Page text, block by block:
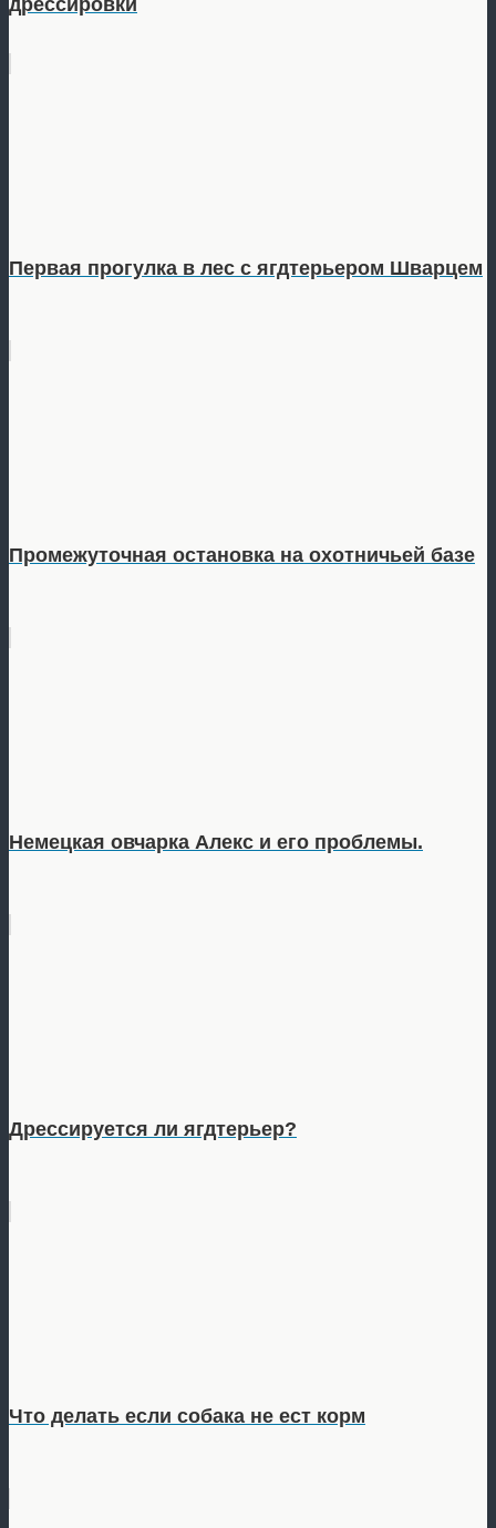
дрессировки
Первая прогулка в лес с ягдтерьером Шварцем
Промежуточная остановка на охотничьей базе
Немецкая овчарка Алекс и его проблемы.
Дрессируется ли ягдтерьер?
Что делать если собака не ест корм